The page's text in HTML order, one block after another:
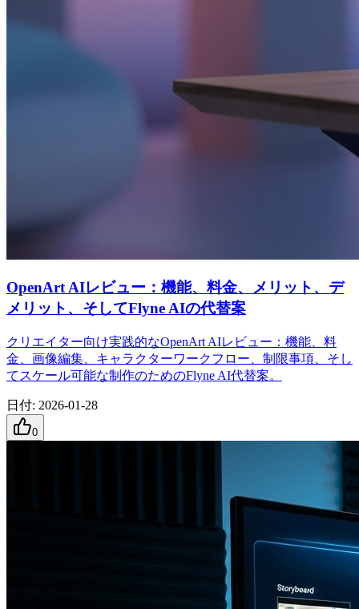
OpenArt AIレビュー：機能、料金、メリット、デ
メリット、そしてFlyne AIの代替案
クリエイター向け実践的なOpenArt AIレビュー：機能、料
金、画像編集、キャラクターワークフロー、制限事項、そし
てスケール可能な制作のためのFlyne AI代替案。
日付: 2026-01-28
0